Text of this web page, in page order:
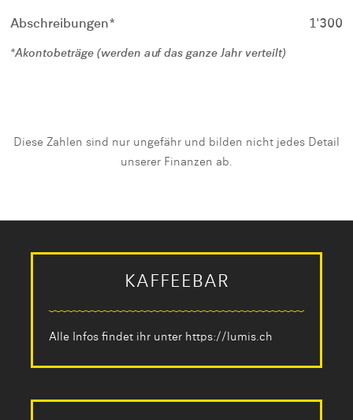
Abschreibungen* 1'300
*Akontobeträge (werden auf das ganze Jahr verteilt)
Diese Zahlen sind nur ungefähr und bilden nicht jedes Detail
unserer Finanzen ab.
KAFFEEBAR
Alle Infos findet ihr unter https://lumis.ch